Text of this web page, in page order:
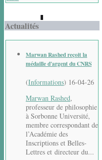
Actualités
Marwan Rashed reçoit la
médaille d'argent du CNRS
(Informations) 16-04-26
Marwan Rashed,
professeur de philosophie
à Sorbonne Université,
membre correspondant de
l’Académie des
Inscriptions et Belles-
Lettres et directeur du...